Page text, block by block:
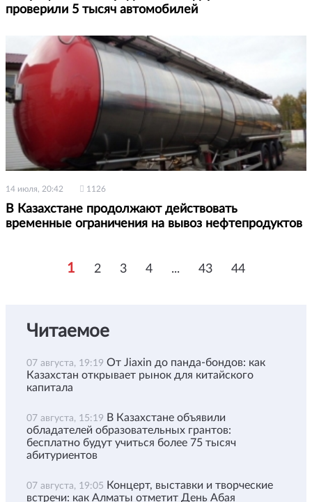
проверили 5 тысяч автомобилей
14 июля, 20:42 1126
В Казахстане продолжают действовать
временные ограничения на вывоз нефтепродуктов
1 2 3 4 ... 43 44
Читаемое
07 августа, 19:19 От Jiaxin до панда-бондов: как
Казахстан открывает рынок для китайского
капитала
07 августа, 15:19 В Казахстане объявили
обладателей образовательных грантов:
бесплатно будут учиться более 75 тысяч
абитуриентов
07 августа, 19:05 Концерт, выставки и творческие
встречи: как Алматы отметит День Абая